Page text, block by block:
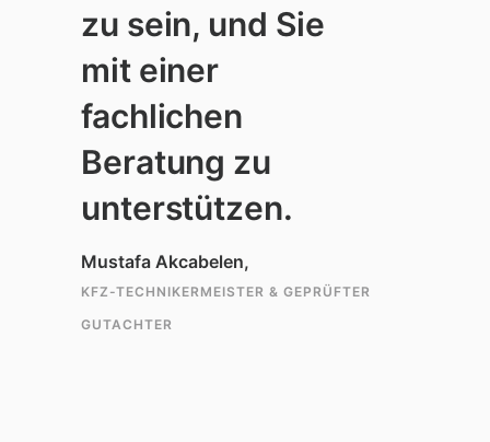
zu sein, und Sie
mit einer
fachlichen
Beratung zu
unterstützen.
Mustafa Akcabelen,
KFZ-TECHNIKERMEISTER & GEPRÜFTER
GUTACHTER